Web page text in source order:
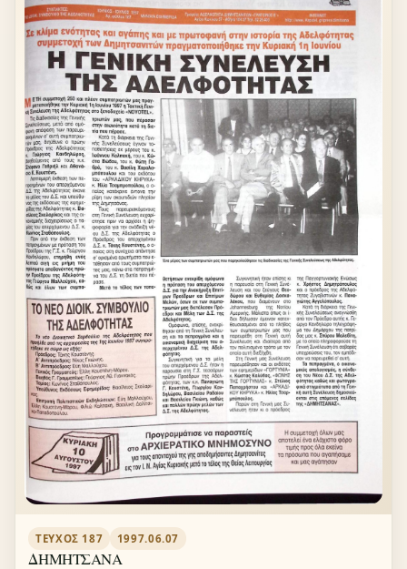
ΤΕΎΧΟΣ 187 1997.06.07
ΔΗΜΗΤΣΑΝΑ